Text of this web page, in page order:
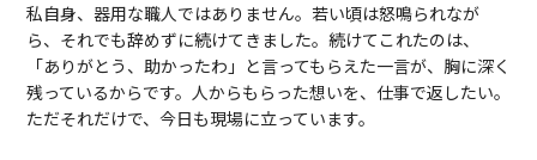
私自身、器用な職人ではありません。若い頃は怒鳴られなが
ら、それでも辞めずに続けてきました。続けてこれたのは、
「ありがとう、助かったわ」と言ってもらえた一言が、胸に深く
残っているからです。人からもらった想いを、仕事で返したい。
ただそれだけで、今日も現場に立っています。